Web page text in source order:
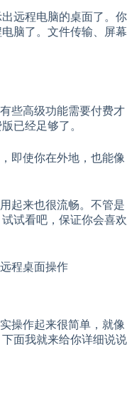
远程电脑的桌面了。你
脑了。文件传输、屏幕
些高级功能需要付费才
已经足够了。
即使你在外地，也能像
起来也很流畅。不管是
试看吧，保证你会喜欢
操作起来很简单，就像
面我就来给你详细说说